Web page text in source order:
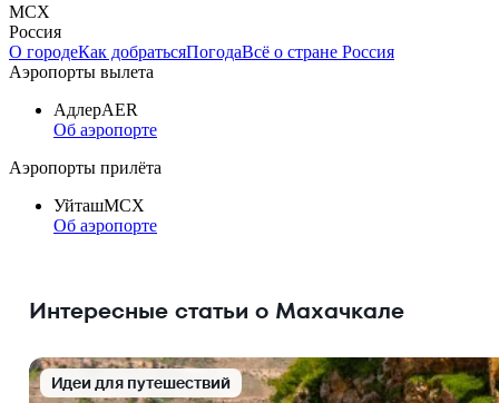
MCX
Россия
О городеКак добратьсяПогодаВсё о стране Россия
Аэропорты вылета
АдлерAER
Об аэропорте
Аэропорты прилёта
УйташMCX
Об аэропорте
Интересные статьи о Махачкале
Идеи для путешествий